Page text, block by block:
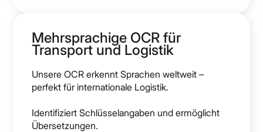
Mehrsprachige OCR für
Transport und Logistik
Unsere OCR erkennt Sprachen weltweit –
perfekt für internationale Logistik.
Identifiziert Schlüsselangaben und ermöglicht
Übersetzungen.